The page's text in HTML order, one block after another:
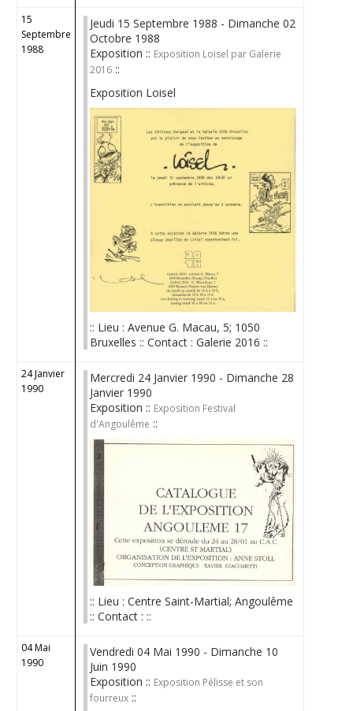
15
Septembre
1988
Jeudi 15 Septembre 1988 - Dimanche 02
Octobre 1988
Exposition :: Exposition Loisel par Galerie
2016 ::
Exposition Loisel
:: Lieu : Avenue G. Macau, 5; 1050
Bruxelles :: Contact : Galerie 2016 ::
24 Janvier
1990
Mercredi 24 Janvier 1990 - Dimanche 28
Janvier 1990
Exposition :: Exposition Festival
d'Angoulême ::
:: Lieu : Centre Saint-Martial; Angoulême
:: Contact : ::
04 Mai
1990
Vendredi 04 Mai 1990 - Dimanche 10
Juin 1990
Exposition :: Exposition Pélisse et son
fourreux ::